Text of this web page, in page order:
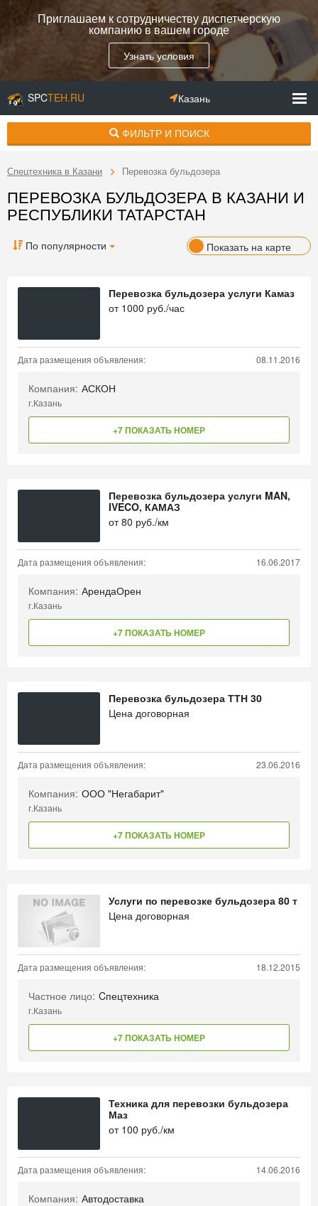
Приглашаем к сотрудничеству диспетчерскую
компанию в вашем городе
Узнать условия
SPCTEH.RU Казань
ФИЛЬТР И ПОИСК
Спецтехника в Казани Перевозка бульдозера
ПЕРЕВОЗКА БУЛЬДОЗЕРА В КАЗАНИ И
РЕСПУБЛИКИ ТАТАРСТАН
По популярности Показать на карте
Перевозка бульдозера услуги Камаз
от 1000 руб./час
Дата размещения объявления: 08.11.2016
Компания: АСКОН
г.Казань
+7 ПОКАЗАТЬ НОМЕР
Перевозка бульдозера услуги MAN,
IVECO, КАМАЗ
от80 руб./км
Дата размещения объявления: 16.06.2017
Компания: АрендаОрен
г.Казань
+7 ПОКАЗАТЬ НОМЕР
Перевозка бульдозера ТТН 30
Цена договорная
Дата размещения объявления: 23.06.2016
Компания: ООО "Негабарит"
г.Казань
+7 ПОКАЗАТЬ НОМЕР
Услуги по перевозке бульдозера 80 т
Цена договорная
Дата размещения объявления: 18.12.2015
Частное лицо: Cпецтехника
г.Казань
+7 ПОКАЗАТЬ НОМЕР
Техника для перевозки бульдозера
Маз
от 100 руб./км
Дата размещения объявления: 14.06.2016
Компания: Автодоставка